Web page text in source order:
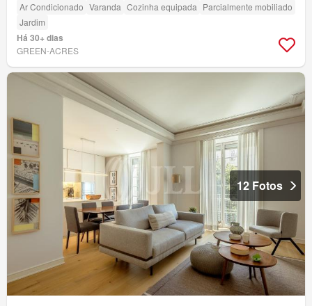
Ar Condicionado Varanda Cozinha equipada Parcialmente mobiliado
Jardim
Há 30+ dias
GREEN-ACRES
12 Fotos